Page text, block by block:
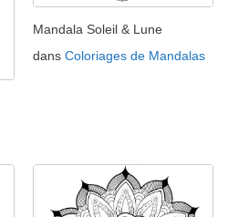
Mandala Soleil & Lune
dans Coloriages de Mandalas